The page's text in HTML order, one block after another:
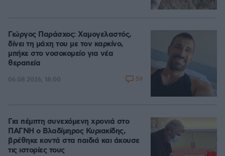
Γιώργος Παράσχος: Χαμογελαστός,
δίνει τη μάχη του με τον καρκίνο,
μπήκε στο νοσοκομείο για νέα
θεραπεία
06.08.2026, 18:00 59
Για πέμπτη συνεχόμενη χρονιά στο
ΠΑΓΝΗ ο Βλαδίμηρος Κυριακίδης,
βρέθηκε κοντά στα παιδιά και άκουσε
τις ιστορίες τους